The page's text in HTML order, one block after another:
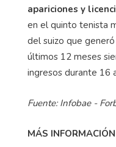
apariciones y
en el quinto tenista
del suizo que
últimos 12 meses
ingresos durante 16
Fuente: Infobae -
MÁS INFORMACIÓN